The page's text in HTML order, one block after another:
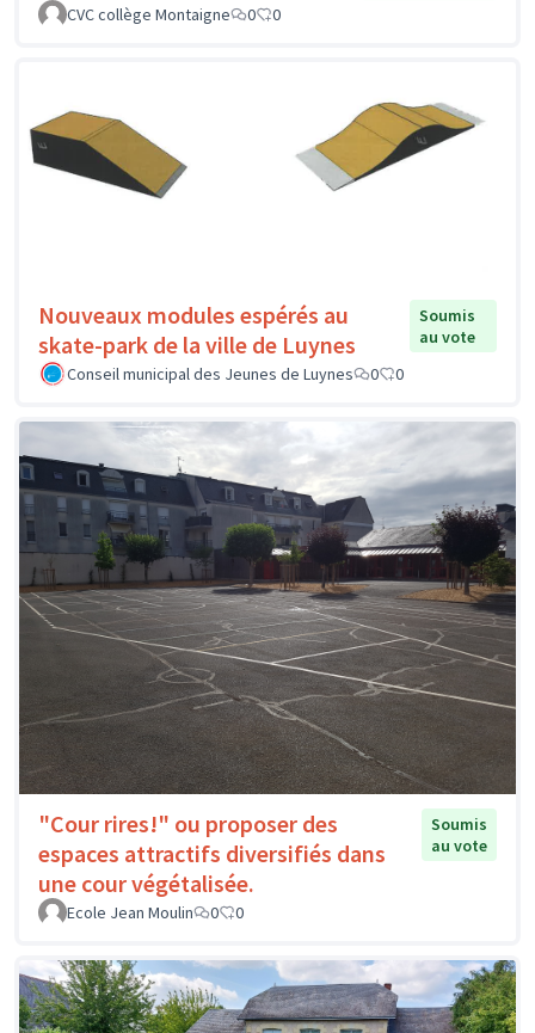
CVC collège Montaigne
0 0
Nouveaux modules espérés au
skate-park de la ville de Luynes
Soumis
au vote
Conseil municipal des Jeunes de Luynes
0 0
"Cour rires!" ou proposer des
espaces attractifs diversifiés dans
une cour végétalisée.
Soumis
au vote
Ecole Jean Moulin 0 0